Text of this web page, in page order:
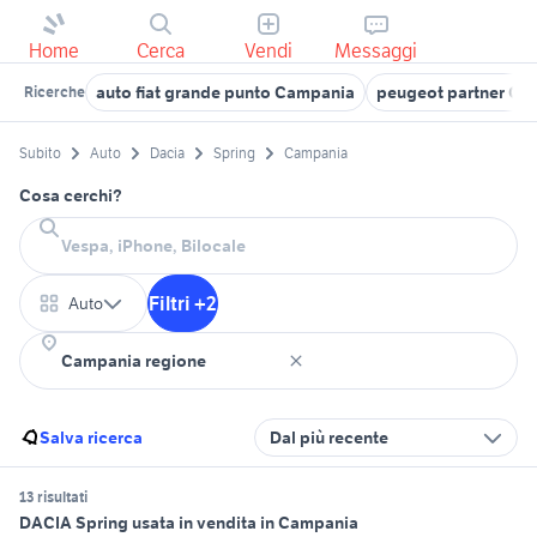
Home Cerca Vendi Messaggi
Ricerche auto fiat grande punto Campania peugeot partner
Subito Auto Dacia Spring Campania
Cosa cerchi?
Auto Filtri +2
Salva ricerca Dal più recente
13 risultati
DACIA Spring usata in vendita in Campania